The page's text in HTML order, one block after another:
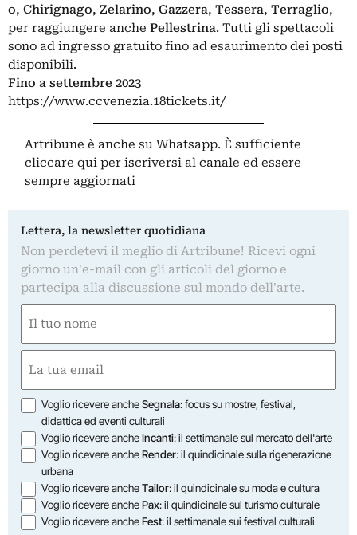
o, Chirignago, Zelarino, Gazzera, Tessera, Terraglio,
per raggiungere anche Pellestrina. Tutti gli spettacoli
sono ad ingresso gratuito fino ad esaurimento dei posti
disponibili.
Fino a settembre 2023
https://www.ccvenezia.18tickets.it/
Artribune è anche su Whatsapp. È sufficiente
cliccare qui per iscriversi al canale ed essere
sempre aggiornati
Lettera, la newsletter quotidiana
Non perdetevi il meglio di Artribune! Ricevi ogni
giorno un'e-mail con gli articoli del giorno e
partecipa alla discussione sul mondo dell'arte.
(Required)
(Required)
Opzioni
Voglio ricevere ancheSegnala: focus su mostre, festival,
didattica ed eventi culturali
Voglio ricevere ancheIncanti: il settimanale sul mercato dell'arte
Voglio ricevere ancheRender: il quindicinale sulla rigenerazione
urbana
Voglio ricevere ancheTailor: il quindicinale su moda e cultura
Voglio ricevere anchePax: il quindicinale sul turismo culturale
Voglio ricevere ancheFest: il settimanale sui festival culturali